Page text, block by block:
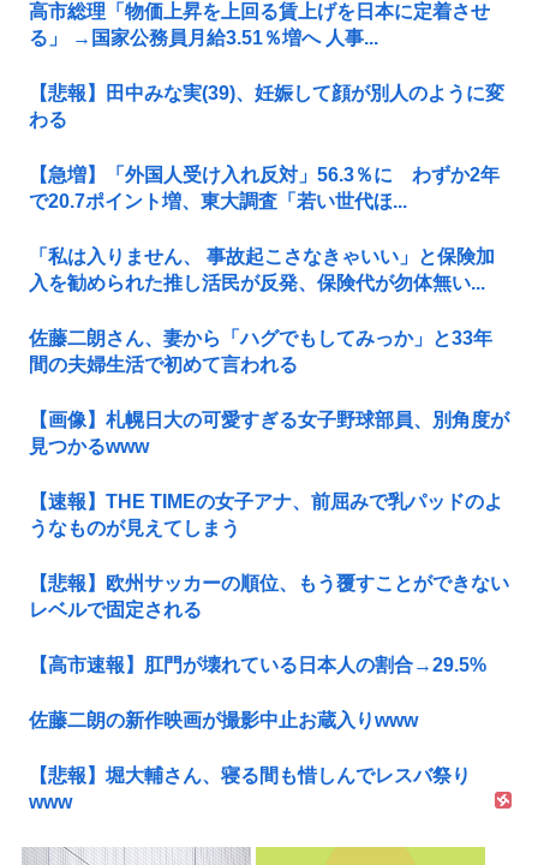
高市総理「物価上昇を上回る賃上げを日本に定着させ
る」 →国家公務員月給3.51％増へ 人事...
【悲報】田中みな実(39)、妊娠して顔が別人のように変
わる
【急増】「外国人受け入れ反対」56.3％に わずか2年
で20.7ポイント増、東大調査「若い世代ほ...
「私は入りません、 事故起こさなきゃいい」と保険加
入を勧められた推し活民が反発、保険代が勿体無い...
佐藤二朗さん、妻から「ハグでもしてみっか」と33年
間の夫婦生活で初めて言われる
【画像】札幌日大の可愛すぎる女子野球部員、別角度が
見つかるwww
【速報】THE TIMEの女子アナ、前屈みで乳パッドのよ
うなものが見えてしまう
【悲報】欧州サッカーの順位、もう覆すことができない
レベルで固定される
【高市速報】肛門が壊れている日本人の割合→29.5%
佐藤二朗の新作映画が撮影中止お蔵入りwww
【悲報】堀大輔さん、寝る間も惜しんでレスバ祭り
www